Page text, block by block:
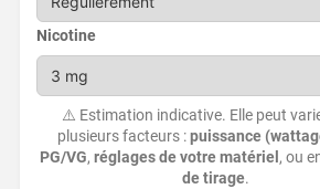
Nicotine
⚠️ Estimation indicative. Elle peut
plusieurs facteurs :puissance
PG/VG,réglages de votre matériel , ou
de tirage.